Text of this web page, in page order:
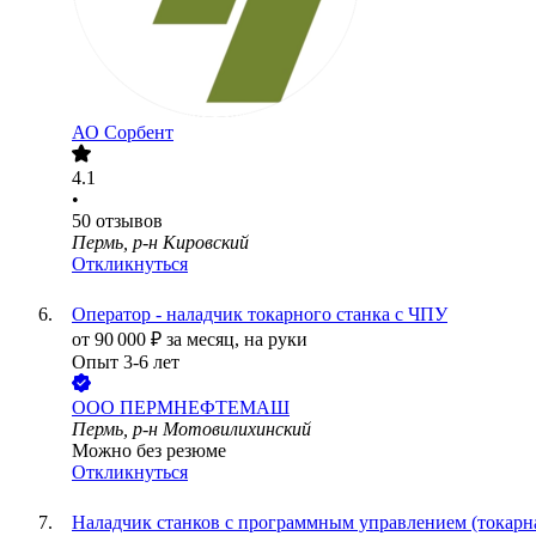
АО Сорбент
4.1
•
50 отзывов
Пермь, р-н Кировский
Откликнуться
Оператор - наладчик токарного станка с ЧПУ
от 90 000 ₽ за месяц, на руки
Опыт 3-6 лет
ООО ПЕРМНЕФТЕМАШ
Пермь, р-н Мотовилихинский
Можно без резюме
Откликнуться
Наладчик станков с программным управлением